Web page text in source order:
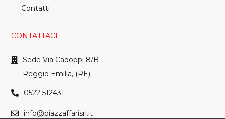
Contatti
CONTATTACI
Sede Via Cadoppi 8/B
Reggio Emilia, (RE).
0522 512431
info@piazzaffarisrl.it